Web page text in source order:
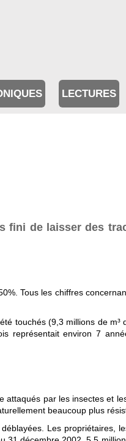
LECTURES
fini de laisser des
Tous les chiffres
touchés (9,3 millions de m³
représentait environ 7
par les insectes et
beaucoup plus
Les propriétaires,